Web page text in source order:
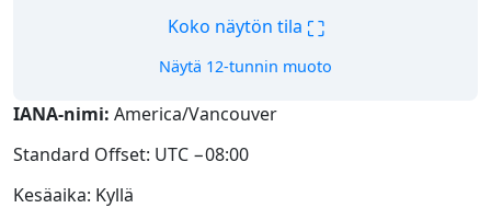
Koko näytön tila ⛶
Näytä 12-tunnin muoto
IANA-nimi: America/Vancouver
Standard Offset: UTC −08:00
Kesäaika: Kyllä